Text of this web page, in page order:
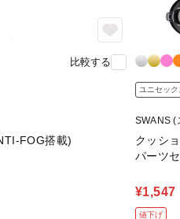
比較する
FOG搭載)
ユニセック
SWANS (
クッシ
パーツ
¥1,547
値下げ